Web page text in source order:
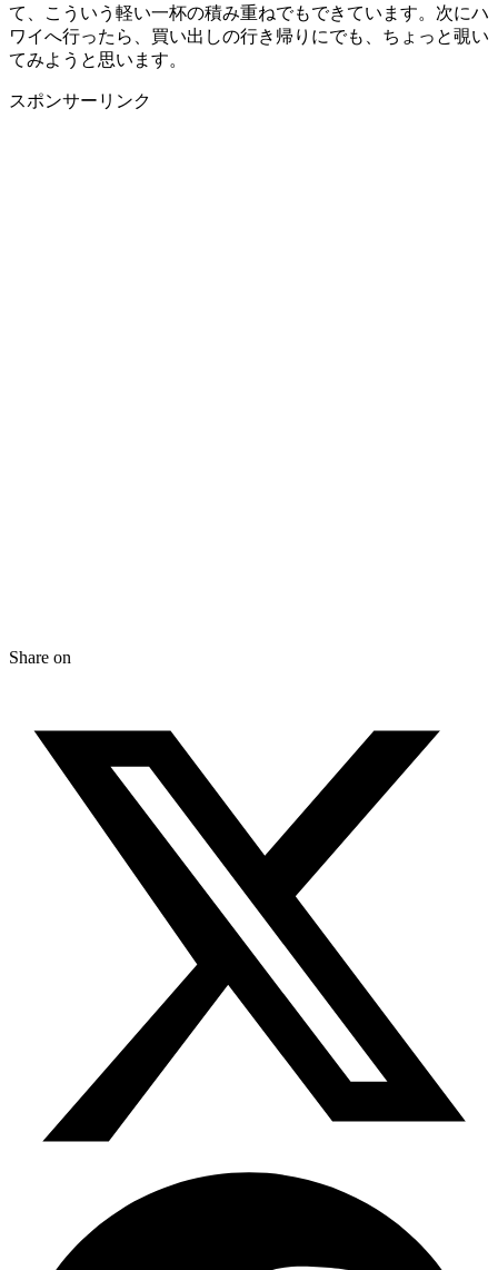
て、こういう軽い一杯の積み重ねでもできています。次にハ
ワイへ行ったら、買い出しの行き帰りにでも、ちょっと覗い
てみようと思います。
スポンサーリンク
Share on